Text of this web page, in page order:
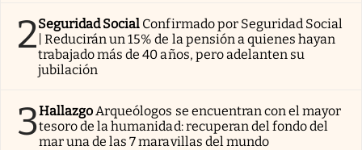
2Seguridad Social Confirmado por Seguridad Social
| Reducirán un 15% de la pensión a quienes hayan
trabajado más de 40 años, pero adelanten su
jubilación
3Hallazgo Arqueólogos se encuentran con el mayor
tesoro de la humanidad: recuperan del fondo del
mar una de las 7 maravillas del mundo